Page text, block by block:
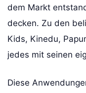
dem Markt
decken. Zu den
Kids, Kinedu,
jedes mit seinen
Diese